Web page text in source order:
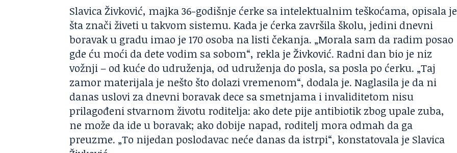
Slavica Živković, majka 36-godišnje ćerke sa intelektualnim teškoćama, opisala je
šta znači živeti u takvom sistemu. Kada je ćerka završila školu, jedini dnevni
boravak u gradu imao je 170 osoba na listi čekanja. „Morala sam da radim posao
gde ću moći da dete vodim sa sobom“, rekla je Živković. Radni dan bio je niz
vožnji – od kuće do udruženja, od udruženja do posla, sa posla po ćerku. „Taj
zamor materijala je nešto što dolazi vremenom“, dodala je. Naglasila je da ni
danas uslovi za dnevni boravak dece sa smetnjama i invaliditetom nisu
prilagođeni stvarnom životu roditelja: ako dete pije antibiotik zbog upale zuba,
ne može da ide u boravak; ako dobije napad, roditelj mora odmah da ga
preuzme. „To nijedan poslodavac neće danas da istrpi“, konstatovala je Slavica